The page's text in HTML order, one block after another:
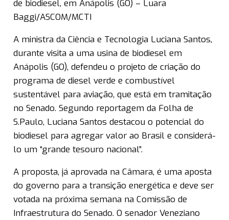
de biodiesel, em Anápolis (GO) – Luara
Baggi/ASCOM/MCTI
A ministra da Ciência e Tecnologia Luciana Santos,
durante visita a uma usina de biodiesel em
Anápolis (GO), defendeu o projeto de criação do
programa de diesel verde e combustível
sustentável para aviação, que está em tramitação
no Senado. Segundo reportagem da Folha de
S.Paulo, Luciana Santos destacou o potencial do
biodiesel para agregar valor ao Brasil e considerá-
lo um “grande tesouro nacional”.
A proposta, já aprovada na Câmara, é uma aposta
do governo para a transição energética e deve ser
votada na próxima semana na Comissão de
Infraestrutura do Senado. O senador Veneziano